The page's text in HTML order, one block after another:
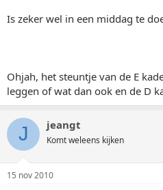
Is zeker wel in een middag te
Ohjah, het steuntje van de E
leggen of wat dan ook en de D
J jeangt
Komt weleens kijken
15 nov 2010